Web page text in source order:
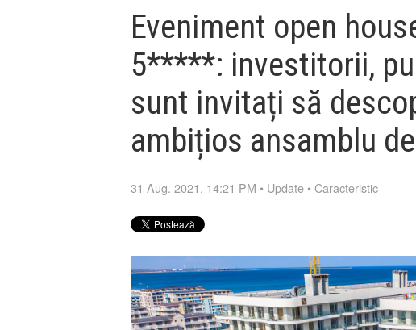
Eveniment open
5*****: investitorii,
sunt invitați să
ambițios ansamblu
31 Aug. 2021, 14:21 PM • Update •Caracteristic